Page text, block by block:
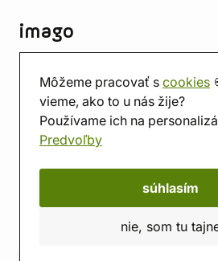
Môžeme pracovať s cookies
vieme, ako to u nás žije?
Používame ich na
Predvoľby
súhlasím
nie, som tu
imago
Predajňa
Herňa
O nás
Hodnotenie obchodu